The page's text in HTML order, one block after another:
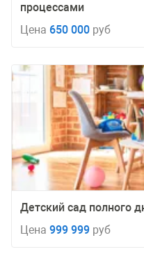
процессами
Цена 650 000 руб
Детский сад полного
Цена 999 999 руб